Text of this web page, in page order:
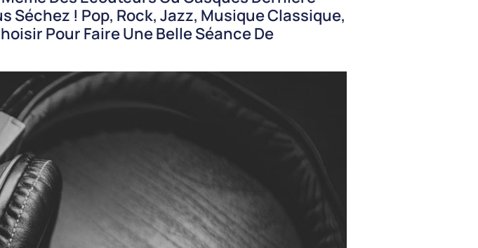
! Pop, Rock, Jazz, Musique Classique,
Pour Faire Une Belle Séance De